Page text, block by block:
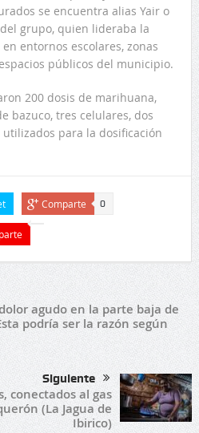
se encuentra alias Yair o
grupo, quien lideraba la
entornos escolares, zonas
públicos del municipio.
200 dosis de marihuana,
bazuco, tres celulares, dos
para la dosificación
Comparte 0
agudo en la parte baja de
podría ser la razón según
Siguiente
conectados al gas
(La Jagua de
Ibirico)